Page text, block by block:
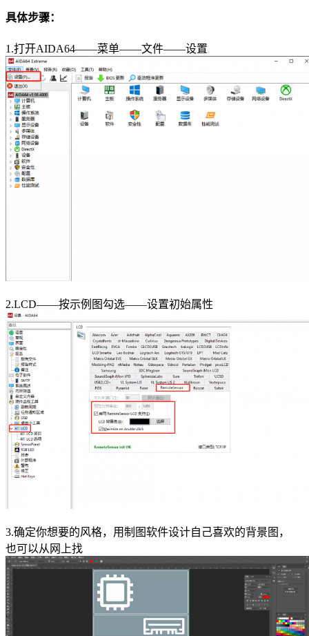
具体步骤：
1.打开AIDA64——菜单——文件——设置
2.LCD——按示例图勾选——设置初始属性
3.确定你想要的风格，用制图软件设计自己喜欢的背景图，
也可以从网上找